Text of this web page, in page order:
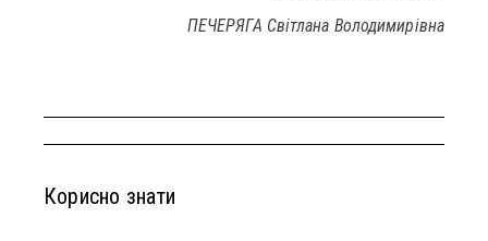
ПЕЧЕРЯГА Світлана Володимирівна
Корисно знати